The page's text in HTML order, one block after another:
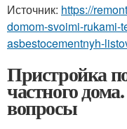
Источник: https://
domom-svoimi-rukami-
asbestocementnyh-
Пристройка
частного
вопросы